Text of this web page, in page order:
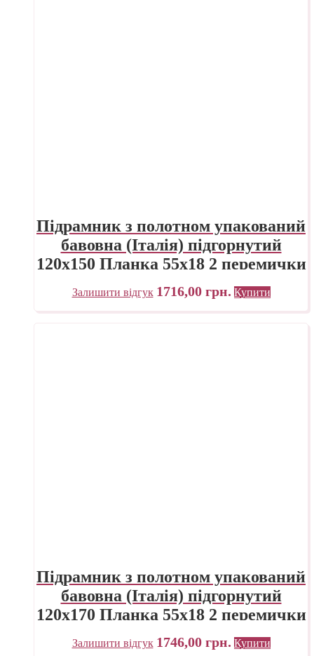
Підрамник з полотном упакований
бавовна (Італія) підгорнутий
120х150 Планка 55х18 2 перемички
«Трек» Україна
Залишити відгук 1716,00 грн. Купити
Підрамник з полотном упакований
бавовна (Італія) підгорнутий
120х170 Планка 55х18 2 перемички
«Трек» Україна
Залишити відгук 1746,00 грн. Купити